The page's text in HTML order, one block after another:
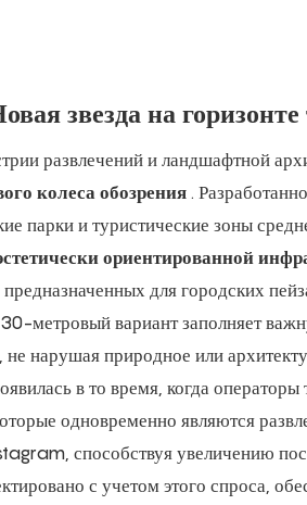
звезда на
развлечений и ландшафтной
колеса обозрения.
парки и туристические зоны
ориентированной
предназначенных для городских
30-метровый вариант заполняет
не нарушая природное или
в то время, когда
одновременно являются
способствуя увеличению
с учетом этого спроса,